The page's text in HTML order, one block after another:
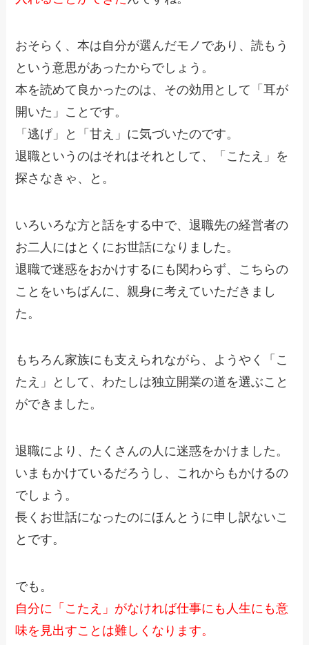
おそらく、本は自分が選んだモノであり、読もう
という意思があったからでしょう。
本を読めて良かったのは、その効用として「耳が
開いた」ことです。
「逃げ」と「甘え」に気づいたのです。
退職というのはそれはそれとして、「こたえ」を
探さなきゃ、と。
いろいろな方と話をする中で、退職先の経営者の
お二人にはとくにお世話になりました。
退職で迷惑をおかけするにも関わらず、こちらの
ことをいちばんに、親身に考えていただきまし
た。
もちろん家族にも支えられながら、ようやく「こ
たえ」として、わたしは独立開業の道を選ぶこと
ができました。
退職により、たくさんの人に迷惑をかけました。
いまもかけているだろうし、これからもかけるの
でしょう。
長くお世話になったのにほんとうに申し訳ないこ
とです。
でも。
自分に「こたえ」がなければ仕事にも人生にも意
味を見出すことは難しくなります。